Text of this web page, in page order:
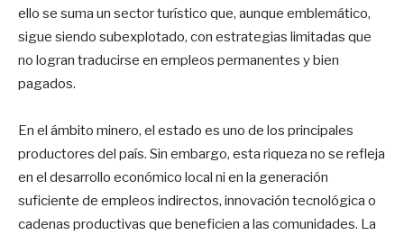
ello se suma un sector turístico que, aunque emblemático,
sigue siendo subexplotado, con estrategias limitadas que
no logran traducirse en empleos permanentes y bien
pagados.
En el ámbito minero, el estado es uno de los principales
productores del país. Sin embargo, esta riqueza no se refleja
en el desarrollo económico local ni en la generación
suficiente de empleos indirectos, innovación tecnológica o
cadenas productivas que beneficien a las comunidades. La